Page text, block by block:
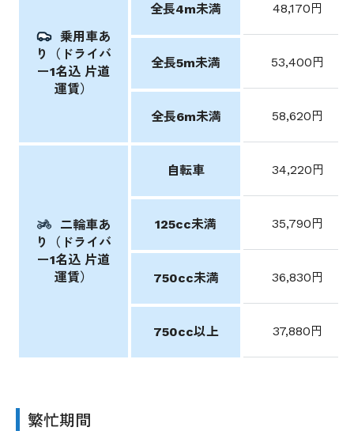
乗用車あ
り（ドライバ
ー1名込 片道
運賃）
全長4m未満 48,170円
全長5m未満 53,400円
全長6m未満 58,620円
二輪車あ
り（ドライバ
ー1名込 片道
運賃）
自転車 34,220円
125cc未満 35,790円
750cc未満 36,830円
750cc以上 37,880円
繁忙期間